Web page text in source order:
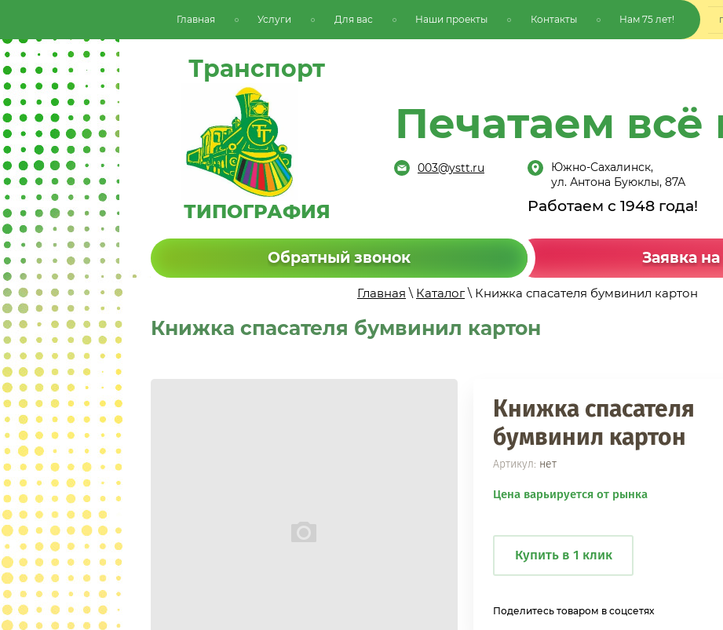
Главная Услуги Для вас Наши проекты Контакты Нам 75 лет!
Транспорт
ТИПОГРАФИЯ
Печатаем всё
003@ystt.ru
Южно-Сахалинск,
ул. Антона Буюклы, 87А
Работаем с 1948 года!
Обратный звонок Заявка
Главная \ Каталог\ Книжка спасателя бумвинил картон
Книжка спасателя бумвинил картон
Книжка спасателя
бумвинил картон
Артикул: нет
Цена варьируется от рынка
Купить в 1 клик
Поделитесь товаром в соцсетях